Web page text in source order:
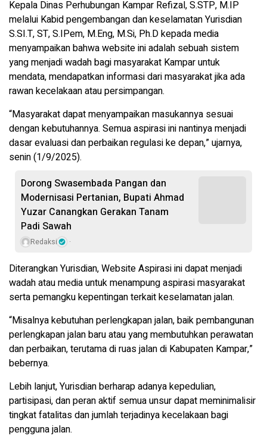
Kepala Dinas Perhubungan Kampar Refizal, S.STP, M.IP
melalui Kabid pengembangan dan keselamatan Yurisdian
S.SI.T, ST, S.IPem, M.Eng, M.Si, Ph.D kepada media
menyampaikan bahwa website ini adalah sebuah sistem
yang menjadi wadah bagi masyarakat Kampar untuk
mendata, mendapatkan informasi dari masyarakat jika ada
rawan kecelakaan atau persimpangan.
“Masyarakat dapat menyampaikan masukannya sesuai
dengan kebutuhannya. Semua aspirasi ini nantinya menjadi
dasar evaluasi dan perbaikan regulasi ke depan,” ujarnya,
senin (1/9/2025).
Dorong Swasembada Pangan dan
Modernisasi Pertanian, Bupati Ahmad
Yuzar Canangkan Gerakan Tanam
Padi Sawah
Redaksi
Diterangkan Yurisdian, Website Aspirasi ini dapat menjadi
wadah atau media untuk menampung aspirasi masyarakat
serta pemangku kepentingan terkait keselamatan jalan.
“Misalnya kebutuhan perlengkapan jalan, baik pembangunan
perlengkapan jalan baru atau yang membutuhkan perawatan
dan perbaikan, terutama di ruas jalan di Kabupaten Kampar,”
bebernya.
Lebih lanjut, Yurisdian berharap adanya kepedulian,
partisipasi, dan peran aktif semua unsur dapat meminimalisir
tingkat fatalitas dan jumlah terjadinya kecelakaan bagi
pengguna jalan.